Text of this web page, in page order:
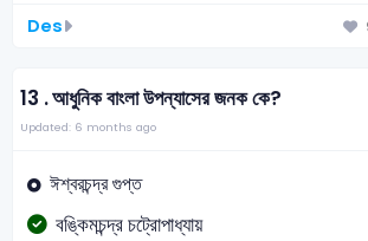
Des
13 .আধুনিক বাংলা উপন্যাসের জনক কে?
Updated: 6 months ago
ঈশ্বরচন্দ্র গুপ্ত
বঙ্কিমচন্দ্র চট্রোপাধ্যায়